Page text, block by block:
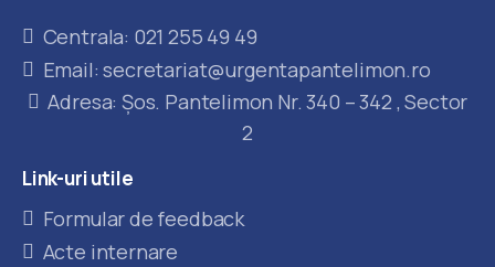
Centrala: 021 255 49 49
Email: secretariat@urgentapantelimon.ro
Adresa: Șos. Pantelimon Nr. 340 – 342 , Sector
2
Link-uriutile
Formular de feedback
Acte internare